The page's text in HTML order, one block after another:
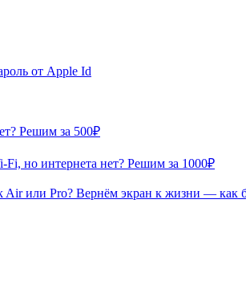
от Apple Id
Решим за 500₽
Fi, но интернета нет? Решим за 1000₽
Air или Pro? Вернём экран к жизни — как